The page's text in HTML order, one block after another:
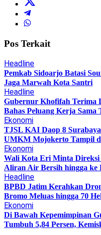
Pos Terkait
Headline
Pemkab Sidoarjo Batasi
Jaga Marwah Kota Santri
Headline
Gubernur Khofifah Terima
Bahas Peluang Kerja Sama
Ekonomi
TJSL KAI Daop 8
UMKM Mojokerto Tampil
Ekonomi
Wali Kota Eri Minta Direksi
Aliran Air Bersih hingga ke
Headline
BPBD Jatim Kerahkan
Bromo Meluas hingga 70
Ekonomi
Di Bawah Kepemimpinan
Tumbuh 5,84 Persen,